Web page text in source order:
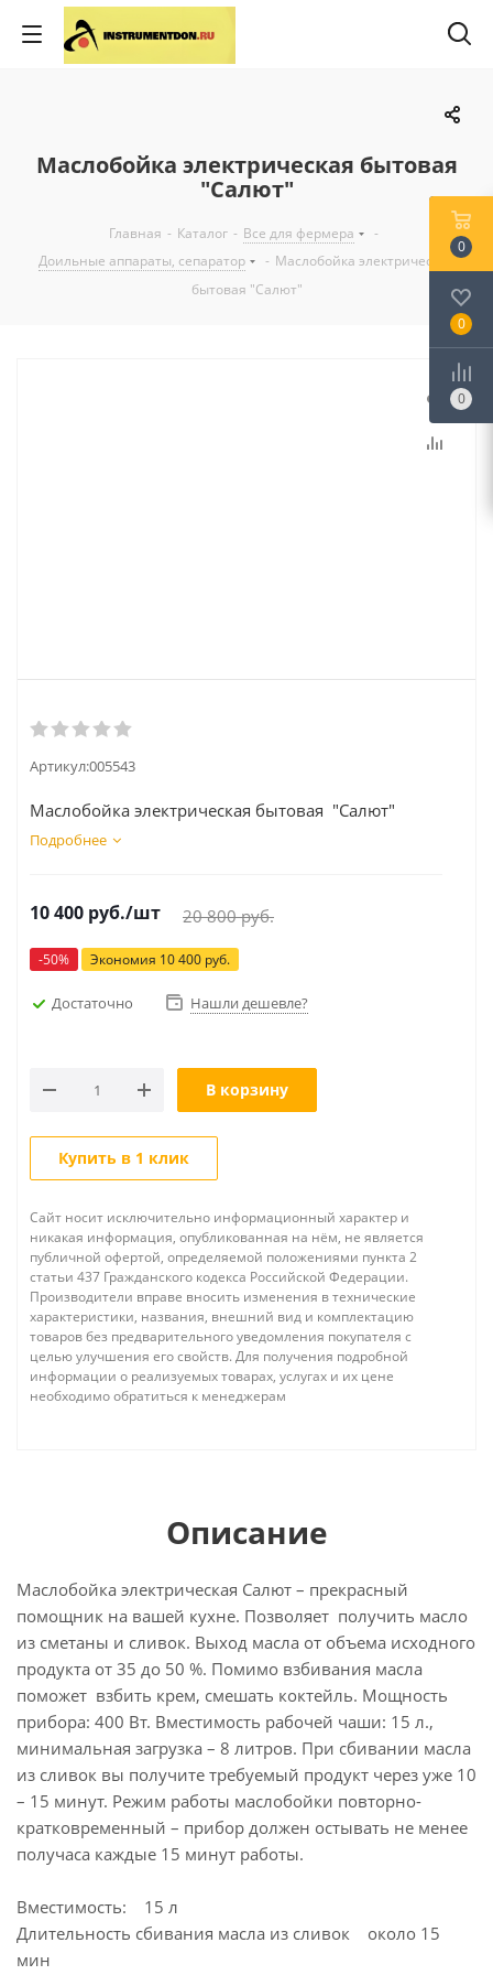
Маслобойка электрическая бытовая
"Салют"
Главная - Каталог - Все для фермера
-
Доильные аппараты, сепаратор
- Маслобойка электрическая
бытовая "Салют"
Артикул:005543
Маслобойка электрическая бытовая "Салют"
Подробнее
10 400 руб./шт 20 800руб.
-50% Экономия 10 400 руб.
Достаточно Нашли дешевле?
В корзину
Купить в 1 клик
Сайт носит исключительно информационный характер и
никакая информация, опубликованная на нём, не является
публичной офертой, определяемой положениями пункта 2
статьи 437 Гражданского кодекса Российской Федерации.
Производители вправе вносить изменения в технические
характеристики, названия, внешний вид и комплектацию
товаров без предварительного уведомления покупателя с
целью улучшения его свойств. Для получения подробной
информации о реализуемых товарах, услугах и их цене
необходимо обратиться к менеджерам
Описание
Маслобойка электрическая Салют – прекрасный
помощник на вашей кухне. Позволяет получить масло
из сметаны и сливок. Выход масла от объема исходного
продукта от 35 до 50 %. Помимо взбивания масла
поможет взбить крем, смешать коктейль. Мощность
прибора: 400 Вт. Вместимость рабочей чаши: 15 л.,
минимальная загрузка – 8 литров. При сбивании масла
из сливок вы получите требуемый продукт через уже 10
– 15 минут. Режим работы маслобойки повторно-
кратковременный – прибор должен остывать не менее
получаса каждые 15 минут работы.
Вместимость: 15 л
Длительность сбивания масла из сливок около 15
мин
0
0
0